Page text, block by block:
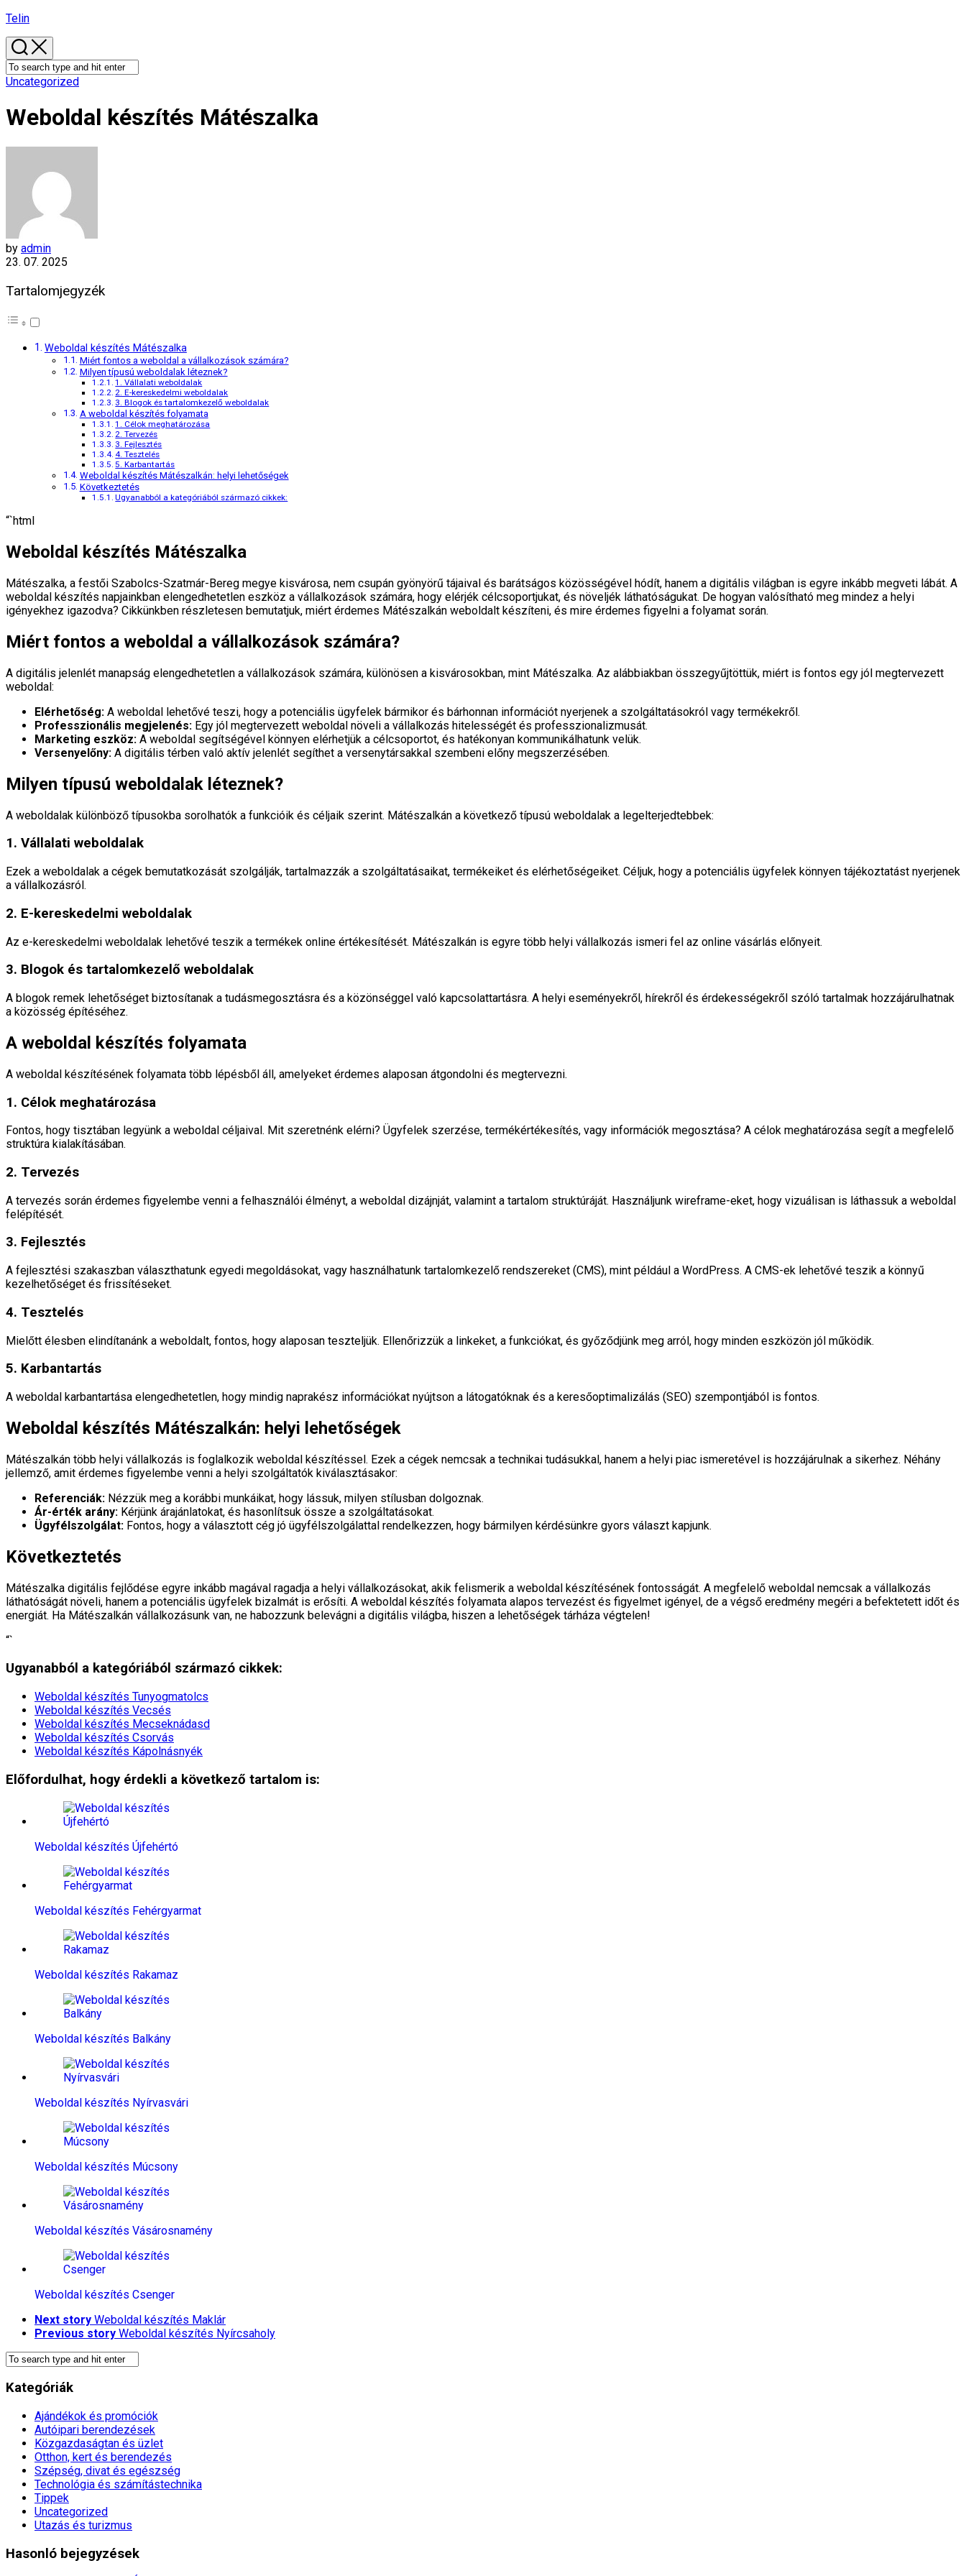
Skip
content
Telin
Uncategorized
Weboldal készítés​ Mátészalka
by admin
23. 07. 2025
Tartalomjegyzék
Weboldal készítés Mátészalka
Miért fontos a weboldal a vállalkozások számára?
Milyen típusú weboldalak léteznek?
1. Vállalati weboldalak
2. E-kereskedelmi weboldalak
3. Blogok és tartalomkezelő weboldalak
A weboldal készítés folyamata
1. Célok meghatározása
2. Tervezés
3. Fejlesztés
4. Tesztelés
5. Karbantartás
Weboldal készítés Mátészalkán: helyi lehetőségek
Következtetés
Ugyanabból a kategóriából származó cikkek:
“`html
Weboldal készítés Mátészalka
Mátészalka, a festői Szabolcs-Szatmár-Bereg megye kisvárosa, nem csupán gyönyörű tájaival és barátságos közösségével hódít, hanem a digitális világban is egyre inkább megveti lábát. A
weboldal készítés napjainkban elengedhetetlen eszköz a vállalkozások számára, hogy elérjék célcsoportjukat, és növeljék láthatóságukat. De hogyan valósítható meg mindez a helyi
igényekhez igazodva? Cikkünkben részletesen bemutatjuk, miért érdemes Mátészalkán weboldalt készíteni, és mire érdemes figyelni a folyamat során.
Miért fontos a weboldal a vállalkozások számára?
A digitális jelenlét manapság elengedhetetlen a vállalkozások számára, különösen a kisvárosokban, mint Mátészalka. Az alábbiakban összegyűjtöttük, miért is fontos egy jól megtervezett
weboldal:
Elérhetőség: A weboldal lehetővé teszi, hogy a potenciális ügyfelek bármikor és bárhonnan információt nyerjenek a szolgáltatásokról vagy termékekről.
Professzionális megjelenés: Egy jól megtervezett weboldal növeli a vállalkozás hitelességét és professzionalizmusát.
Marketing eszköz: A weboldal segítségével könnyen elérhetjük a célcsoportot, és hatékonyan kommunikálhatunk velük.
Versenyelőny: A digitális térben való aktív jelenlét segíthet a versenytársakkal szembeni előny megszerzésében.
Milyen típusú weboldalak léteznek?
A weboldalak különböző típusokba sorolhatók a funkcióik és céljaik szerint. Mátészalkán a következő típusú weboldalak a legelterjedtebbek:
1. Vállalati weboldalak
Ezek a weboldalak a cégek bemutatkozását szolgálják, tartalmazzák a szolgáltatásaikat, termékeiket és elérhetőségeiket. Céljuk, hogy a potenciális ügyfelek könnyen tájékoztatást nyerjenek
a vállalkozásról.
2. E-kereskedelmi weboldalak
Az e-kereskedelmi weboldalak lehetővé teszik a termékek online értékesítését. Mátészalkán is egyre több helyi vállalkozás ismeri fel az online vásárlás előnyeit.
3. Blogok és tartalomkezelő weboldalak
A blogok remek lehetőséget biztosítanak a tudásmegosztásra és a közönséggel való kapcsolattartásra. A helyi eseményekről, hírekről és érdekességekről szóló tartalmak hozzájárulhatnak
a közösség építéséhez.
A weboldal készítés folyamata
A weboldal készítésének folyamata több lépésből áll, amelyeket érdemes alaposan átgondolni és megtervezni.
1. Célok meghatározása
Fontos, hogy tisztában legyünk a weboldal céljaival. Mit szeretnénk elérni? Ügyfelek szerzése, termékértékesítés, vagy információk megosztása? A célok meghatározása segít a megfelelő
struktúra kialakításában.
2. Tervezés
A tervezés során érdemes figyelembe venni a felhasználói élményt, a weboldal dizájnját, valamint a tartalom struktúráját. Használjunk wireframe-eket, hogy vizuálisan is láthassuk a weboldal
felépítését.
3. Fejlesztés
A fejlesztési szakaszban választhatunk egyedi megoldásokat, vagy használhatunk tartalomkezelő rendszereket (CMS), mint például a WordPress. A CMS-ek lehetővé teszik a könnyű
kezelhetőséget és frissítéseket.
4. Tesztelés
Mielőtt élesben elindítanánk a weboldalt, fontos, hogy alaposan teszteljük. Ellenőrizzük a linkeket, a funkciókat, és győződjünk meg arról, hogy minden eszközön jól működik.
5. Karbantartás
A weboldal karbantartása elengedhetetlen, hogy mindig naprakész információkat nyújtson a látogatóknak és a keresőoptimalizálás (SEO) szempontjából is fontos.
Weboldal készítés Mátészalkán: helyi lehetőségek
Mátészalkán több helyi vállalkozás is foglalkozik weboldal készítéssel. Ezek a cégek nemcsak a technikai tudásukkal, hanem a helyi piac ismeretével is hozzájárulnak a sikerhez. Néhány
jellemző, amit érdemes figyelembe venni a helyi szolgáltatók kiválasztásakor:
Referenciák: Nézzük meg a korábbi munkáikat, hogy lássuk, milyen stílusban dolgoznak.
Ár-érték arány: Kérjünk árajánlatokat, és hasonlítsuk össze a szolgáltatásokat.
Ügyfélszolgálat: Fontos, hogy a választott cég jó ügyfélszolgálattal rendelkezzen, hogy bármilyen kérdésünkre gyors választ kapjunk.
Következtetés
Mátészalka digitális fejlődése egyre inkább magával ragadja a helyi vállalkozásokat, akik felismerik a weboldal készítésének fontosságát. A megfelelő weboldal nemcsak a vállalkozás
láthatóságát növeli, hanem a potenciális ügyfelek bizalmát is erősíti. A weboldal készítés folyamata alapos tervezést és figyelmet igényel, de a végső eredmény megéri a befektetett időt és
energiát. Ha Mátészalkán vállalkozásunk van, ne habozzunk belevágni a digitális világba, hiszen a lehetőségek tárháza végtelen!
“`
Ugyanabból a kategóriából származó cikkek:
Weboldal készítés​ Tunyogmatolcs
Weboldal készítés​ Vecsés
Weboldal készítés​ Mecseknádasd
Weboldal készítés​ Csorvás
Weboldal készítés​ Kápolnásnyék
Előfordulhat, hogy érdekli a következő tartalom is:
Weboldal készítés​ Újfehértó
Weboldal készítés​ Fehérgyarmat
Weboldal készítés​ Rakamaz
Weboldal készítés​ Balkány
Weboldal készítés​ Nyírvasvári
Weboldal készítés​ Múcsony
Weboldal készítés​ Vásárosnamény
Weboldal készítés​ Csenger
Next story Weboldal készítés​ Maklár
Previous story Weboldal készítés​ Nyírcsaholy
Kategóriák
Ajándékok és promóciók
Autóipari berendezések
Közgazdaságtan és üzlet
Otthon, kert és berendezés
Szépség, divat és egészség
Technológia és számítástechnika
Tippek
Uncategorized
Utazás és turizmus
Hasonló bejegyzések